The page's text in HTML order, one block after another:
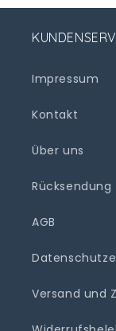
Impressum
Kontakt
Über uns
Rücksendung
AGB
Versand und